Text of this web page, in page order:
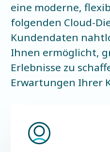
eine moderne,
folgenden Cloud-
Kundendaten
Ihnen ermöglicht,
Erlebnisse zu
Erwartungen Ihrer